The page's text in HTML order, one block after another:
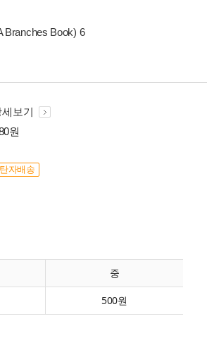
Branches Book) 6
보기
원
자배송
중
500원